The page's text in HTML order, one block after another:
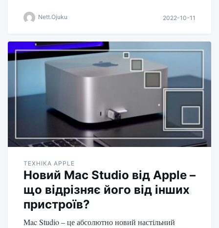
Nett.Ojuku 2022-10-11
ТЕХНІКА APPLE
Новий Mac Studio від Apple –
що відрізняє його від інших
пристроїв?
Mac Studio – це абсолютно новий настільний